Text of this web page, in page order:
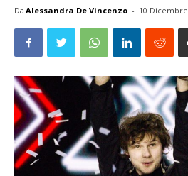
Da Alessandra De Vincenzo - 10 Dicembre